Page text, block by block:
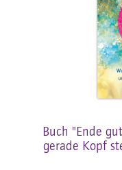
Buch "Ende
gerade Kopf